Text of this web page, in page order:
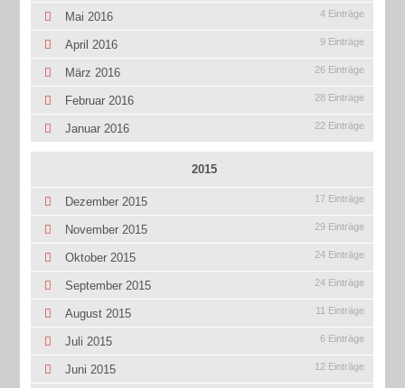
Mai 2016 4 Einträge
April 2016 9 Einträge
März 2016 26 Einträge
Februar 2016 28 Einträge
Januar 2016 22 Einträge
2015
Dezember 2015 17 Einträge
November 2015 29 Einträge
Oktober 2015 24 Einträge
September 2015 24 Einträge
August 2015 11 Einträge
Juli 2015 6 Einträge
Juni 2015 12 Einträge